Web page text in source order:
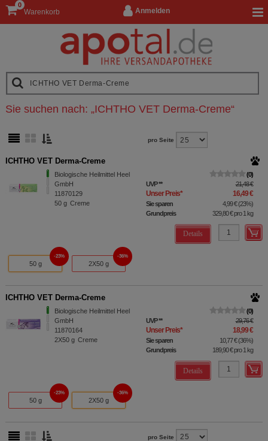
Anmelden
Warenkorb
0
Sie suchen nach: „ICHTHO VET Derma-Creme“
pro Seite
ICHTHO VET Derma-Creme
Biologische Heilmittel Heel
GmbH
11870129
50 g Creme
0
UVP** 21,48 €
Unser Preis* 16,49 €
Sie sparen 4,99 €(23%)
Grundpreis
329,80 €pro 1 kg
Details
50 g
23%
2X50 g
36%
ICHTHO VET Derma-Creme
Biologische Heilmittel Heel
GmbH
11870164
2X50 g Creme
0
UVP** 29,76 €
Unser Preis* 18,99 €
Sie sparen 10,77 €(36%)
Grundpreis
189,90 €pro 1 kg
Details
50 g
23%
2X50 g
36%
pro Seite